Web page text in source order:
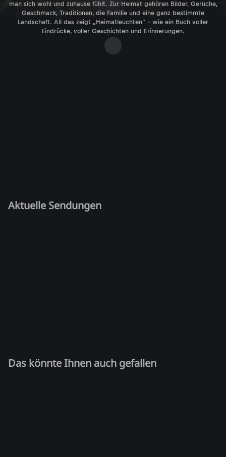
man sich wohl und zuhause fühlt. Zur Heimat gehören Bilder, Gerüche,
Geschmack, Traditionen, die Familie und eine ganz bestimmte
Landschaft. All das zeigt „Heimatleuchten“ – wie ein Buch voller
Eindrücke, voller Geschichten und Erinnerungen.
Aktuelle Sendungen
Das könnte Ihnen auch gefallen